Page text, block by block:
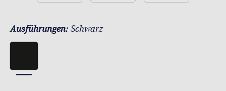
Ausführungen: Schwarz